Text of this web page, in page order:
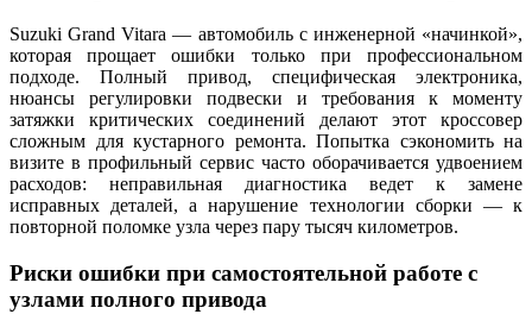
Suzuki Grand Vitara — автомобиль с инженерной «начинкой»,
которая прощает ошибки только при профессиональном
подходе. Полный привод, специфическая электроника,
нюансы регулировки подвески и требования к моменту
затяжки критических соединений делают этот кроссовер
сложным для кустарного ремонта. Попытка сэкономить на
визите в профильный сервис часто оборачивается удвоением
расходов: неправильная диагностика ведет к замене
исправных деталей, а нарушение технологии сборки — к
повторной поломке узла через пару тысяч километров.
Риски ошибки при самостоятельной работе с
узлами полного привода